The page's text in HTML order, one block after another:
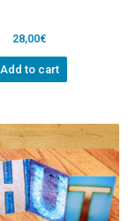
28,00€
Add to cart